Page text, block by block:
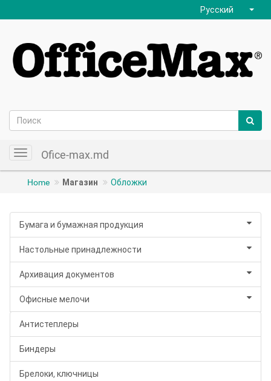
Русский
ToggleOfice-max.md
Home Магазин Обложки
Бумага и бумажная продукция
Настольные принадлежности
Архивация документов
Офисные мелочи
Антистеплеры
Биндеры
Брелоки, ключницы